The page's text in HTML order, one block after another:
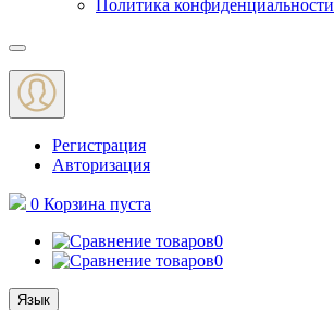
Политика конфиденциальности
Меню
Регистрация
Авторизация
0 Корзина пуста
0
0
Язык